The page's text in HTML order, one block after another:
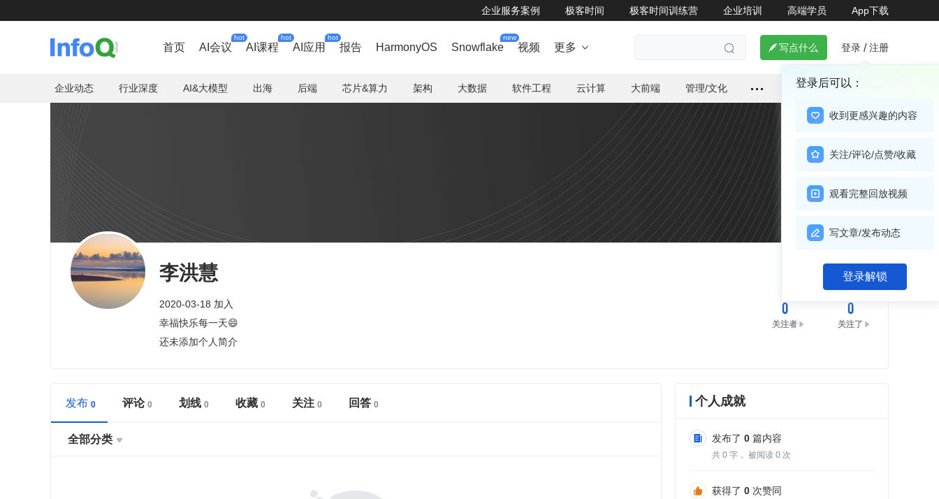
企业服务案例 极客时间 极客时间训练营 企业培训 高端学员 App下载
首页 AI会议
hot
AI课程
hot
AI应用
hot
报告 HarmonyOS Snowflake
new
视频 更多    写点什么 登录 / 注册
登录后可以：
收到更感兴趣的内容
关注/评论/点赞/收藏
观看完整回放视频
写文章/发布动态
登录解锁
企业动态 行业深度 AI&大模型 出海 后端 芯片&算力 架构 大数据 软件工程 云计算 大前端 管理/文化
李洪慧
2020-03-18 加入
幸福快乐每一天😄
还未添加个人简介
关注
0
关注者
0
关注了
发布 评论 划线 收藏 关注 回答
全部分类 
个人成就
发布了 0 篇内容
共 0 字， 被阅读 0 次
获得了 0 次赞同